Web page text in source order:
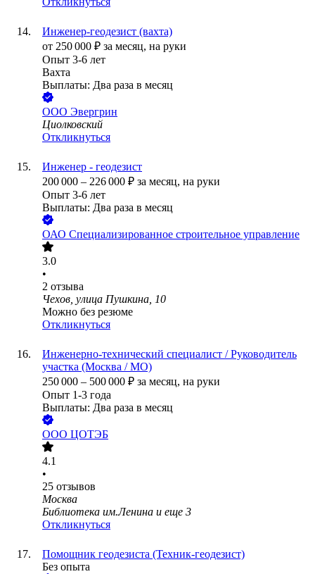
Инженер-геодезист (вахта)
от 250 000 ₽ за месяц, на руки
Опыт 3-6 лет
Вахта
Выплаты: Два раза в месяц
ООО Эвергрин
Циолковский
Откликнуться
Инженер - геодезист
200 000 – 226 000 ₽ за месяц, на руки
Опыт 3-6 лет
Выплаты: Два раза в месяц
ОАО Специализированное строительное управление
3.0
•
2 отзыва
Чехов, улица Пушкина, 10
Можно без резюме
Откликнуться
Инженерно-технический специалист / Руководитель
участка (Москва / МО)
250 000 – 500 000 ₽ за месяц, на руки
Опыт 1-3 года
Выплаты: Два раза в месяц
ООО ЦОТЭБ
4.1
•
25 отзывов
Москва
Библиотека им.Ленина и еще 3
Откликнуться
Помощник геодезиста (Техник-геодезист)
Без опыта